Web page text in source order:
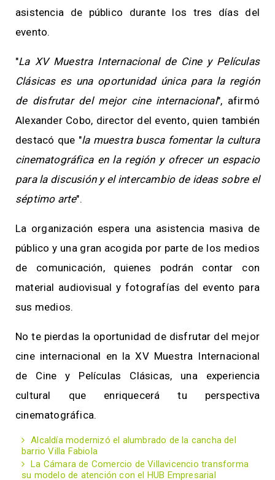
asistencia de público durante los tres días del
evento.
"La XV Muestra Internacional de Cine y Películas
Clásicas es una oportunidad única para la región
de disfrutar del mejor cine internacional", afirmó
Alexander Cobo, director del evento, quien también
destacó que "la muestra busca fomentar la cultura
cinematográfica en la región y ofrecer un espacio
para la discusión y el intercambio de ideas sobre el
séptimo arte".
La organización espera una asistencia masiva de
público y una gran acogida por parte de los medios
de comunicación, quienes podrán contar con
material audiovisual y fotografías del evento para
sus medios.
No te pierdas la oportunidad de disfrutar del mejor
cine internacional en la XV Muestra Internacional
de Cine y Películas Clásicas, una experiencia
cultural que enriquecerá tu perspectiva
cinematográfica.
Alcaldía modernizó el alumbrado de la cancha del
barrio Villa Fabiola
La Cámara de Comercio de Villavicencio transforma
su modelo de atención con el HUB Empresarial